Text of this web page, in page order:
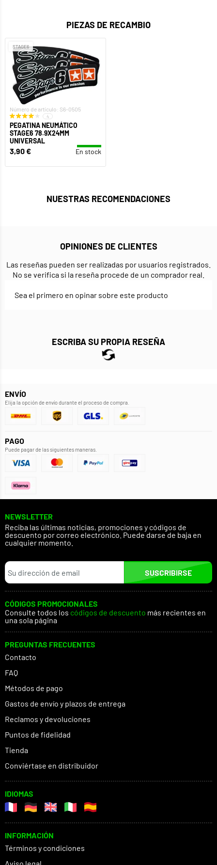
PIEZAS DE RECAMBIO
STAGE6
Número de artículo: S6-0505
4
PEGATINA NEUMÁTICO
STAGE6 78.9X24MM
UNIVERSAL
3,90 € En stock
NUESTRAS RECOMENDACIONES
OPINIONES DE CLIENTES
Las reseñas pueden ser realizadas por usuarios registrados.
No se verifica si la reseña procede de un comprador real.
Sea el primero en opinar sobre este producto
ESCRIBA SU PROPIA RESEÑA
ENVÍO
Elija la opción de envío durante el proceso de compra.
PAGO
Puede pagar de las siguientes maneras.
NEWSLETTER
Reciba las últimas noticias, promociones y códigos de
descuento por correo electrónico. Puede darse de baja en
cualquier momento.
SUSCRIBIRSE
CÓDIGOS PROMOCIONALES
Consulte todos los códigos de descuento más recientes en
una sola página
PREGUNTAS FRECUENTES
Contacto
FAQ
Métodos de pago
Gastos de envío y plazos de entrega
Reclamos y devoluciones
Puntos de fidelidad
Tienda
Conviértase en distribuidor
IDIOMAS
INFORMACIÓN
Términos y condiciones
Aviso legal